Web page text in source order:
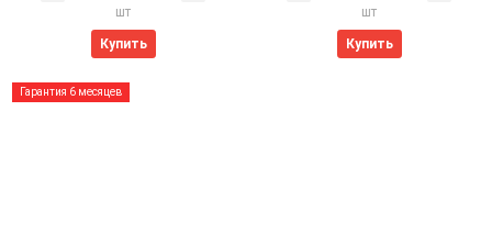
шт
Купить
шт
Купить
Гарантия 6 месяцев